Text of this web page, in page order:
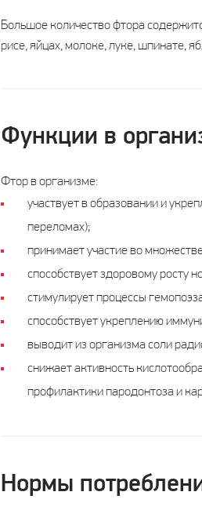
Большое количество фтора
рисе, яйцах, молоке, луке, шпинате,
Функции в
Фтор в организме:
участвует в образовании и
переломах);
принимает участие во
способствует здоровому росту
стимулирует процессы
способствует укреплению
выводит из организма соли
снижает активность
профилактики пародонтоза и
Нормы